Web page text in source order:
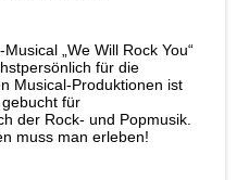
„We Will Rock You“
für die
Musical-Produktionen ist
für
der Rock- und Popmusik.
muss man erleben!